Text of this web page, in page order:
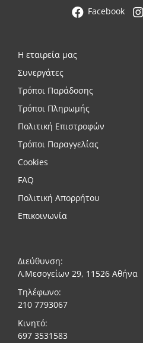
Facebook
Η εταιρεία μας
Συνεργάτες
Τρόποι Παράδοσης
Τρόποι Πληρωμής
Πολιτική Επιστροφών
Τρόποι Παραγγελίας
Cookies
FAQ
Πολιτική Απορρήτου
Επικοινωνία
Διεύθυνση:
Λ.Μεσογείων 29, 11526 Αθήνα
Τηλέφωνο:
210 7793067
Κινητό:
697 3531583